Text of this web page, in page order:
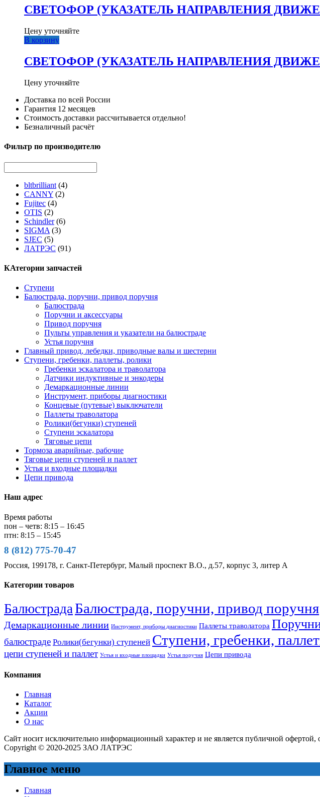
СВЕТОФОР (УКАЗАТЕЛЬ НАПРАВЛЕНИЯ
Цену уточняйте
В корзину
СВЕТОФОР (УКАЗАТЕЛЬ НАПРАВЛЕНИЯ
Цену уточняйте
Доставка по всей России
Гарантия 12 месяцев
Стоимость доставки рассчитывается отдельно!
Безналичный расчёт
Фильтр по производителю
bltbrilliant (4)
CANNY (2)
Fujitec (4)
OTIS (2)
Schindler (6)
SIGMA (3)
SJEC (5)
ЛАТРЭС (91)
КАтегории запчастей
Ступени
Балюстрада, поручни, привод поручня
Балюстрада
Поручни и аксессуары
Привод поручня
Пульты управления и указатели на балюстраде
Устья поручня
Главный привод, лебедки, приводные валы и шестерни
Ступени, гребенки, паллеты, ролики
Гребенки эскалатора и траволатора
Датчики индуктивные и энкодеры
Демаркационные линии
Инструмент, приборы диагностики
Концевые (путевые) выключатели
Паллеты траволатора
Ролики(бегунки) ступеней
Ступени эскалатора
Тяговые цепи
Тормоза аварийные, рабочие
Тяговые цепи ступеней и паллет
Устья и входные площадки
Цепи привода
Наш адрес
Время работы
пон – четв: 8:15 – 16:45
птн: 8:15 – 15:45
8 (812) 775-70-47
Россия, 199178, г. Санкт-Петербург, Малый проспект В.О., д.57, корпус 3, литер А
Категории товаров
БалюстрадаБалюстрада, поручни, привод поручня
Демаркационные линии Инструмент, приборы диагностики Паллеты траволатора
балюстраде Ролики(бегунки) ступеней Ступени, гребенки,
цепи ступеней и паллет Устья и входные площадки Устья поручня Цепи привода
Компания
Главная
Каталог
Акции
О нас
Сайт носит исключительно информационный характер и не является публичной
Copyright © 2020-2025 ЗАО ЛАТРЭС
Главное меню
Главная